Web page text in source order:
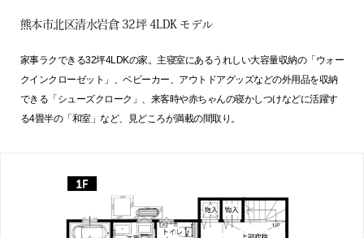
熊本市北区清水岩倉 32坪 4LDK モデル
家事ラクできる32坪4LDKの家。主寝室にあるうれしい大容量収納の「ウォー
クインクローゼット」、ベビーカー、アウトドアグッズなどの外用品を収納
できる「シューズクローク」、来客時や赤ちゃんの寝かしつけなどに活躍す
る4畳半の「和室」など、見どころが満載の間取り。